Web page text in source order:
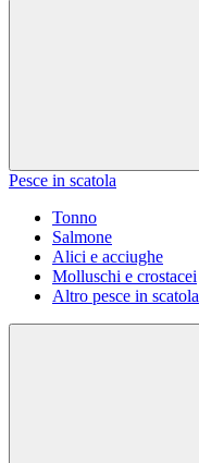
Pesce in scatola
Tonno
Salmone
Alici e acciughe
Molluschi e crostacei
Altro pesce in scatola